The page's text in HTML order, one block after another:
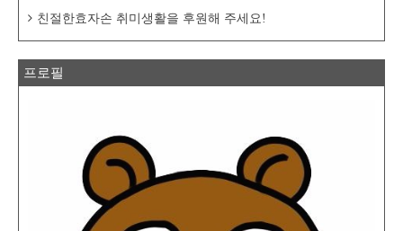
친절한효자손 취미생활을 후원해 주세요!
프로필